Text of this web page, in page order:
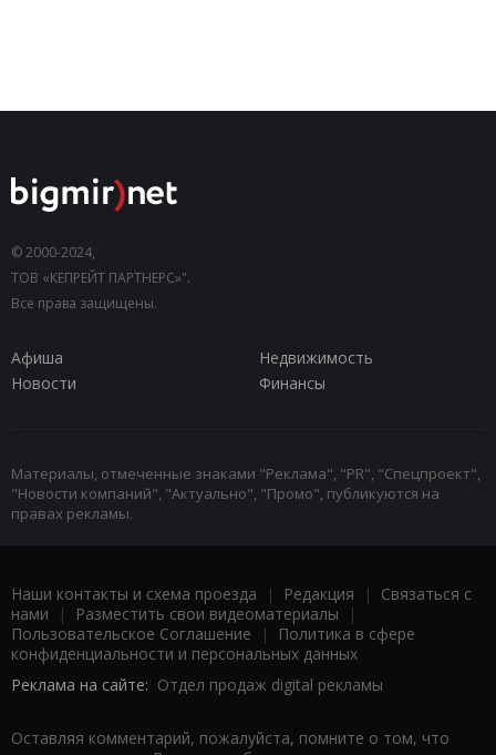
© 2000-2024,
ТОВ «КЕПРЕЙТ ПАРТНЕРС»".
Все права защищены.
Афиша
Недвижимость
Новости
Финансы
Материалы, отмеченные знаками "Реклама", "PR", "Спецпроект",
"Новости компаний", "Актуально", "Промо", публикуются на
правах рекламы.
Наши контакты и схема проезда | Редакция | Связаться с
нами | Разместить свои видеоматериалы |
Пользовательское Соглашение |
Политика в сфере
конфиденциальности и персональных данных
Реклама на сайте: Отдел продаж digital рекламы
Оставляя комментарий, пожалуйста, помните о том, что